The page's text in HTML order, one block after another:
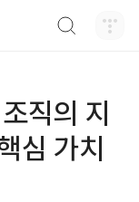
직의 지
심 가치